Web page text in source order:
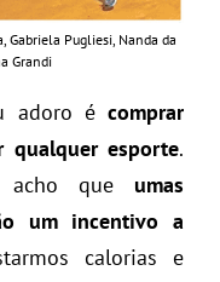
Gabriela Pugliesi, Nanda da
Grandi
adoro é comprar
qualquer esporte.
que umas
um incentivo a
calorias e